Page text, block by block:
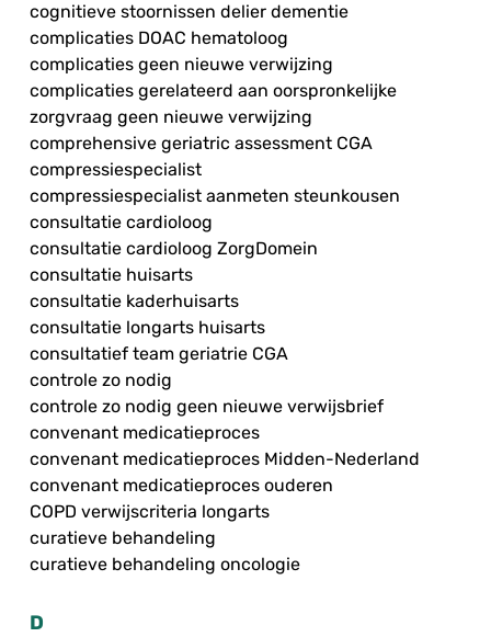
cognitieve stoornissen delier dementie
complicaties DOAC hematoloog
complicaties geen nieuwe verwijzing
complicaties gerelateerd aan oorspronkelijke
zorgvraag geen nieuwe verwijzing
comprehensive geriatric assessment CGA
compressiespecialist
compressiespecialist aanmeten steunkousen
consultatie cardioloog
consultatie cardioloog ZorgDomein
consultatie huisarts
consultatie kaderhuisarts
consultatie longarts huisarts
consultatief team geriatrie CGA
controle zo nodig
controle zo nodig geen nieuwe verwijsbrief
convenant medicatieproces
convenant medicatieproces Midden-Nederland
convenant medicatieproces ouderen
COPD verwijscriteria longarts
curatieve behandeling
curatieve behandeling oncologie
D